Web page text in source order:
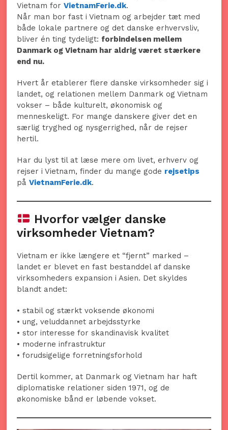
Vietnam forVietnamFerie.dk.
Når man bor fast i Vietnam og arbejder tæt med
både lokale partnere og det danske erhvervsliv,
bliver én ting tydeligt:forbindelsen mellem
Danmark og Vietnam har aldrig været stærkere
end nu.
Hvert år etablerer flere danske virksomheder sig i
landet, og relationen mellem Danmark og Vietnam
vokser – både kulturelt, økonomisk og
menneskeligt. For mange danskere giver det en
særlig tryghed og nysgerrighed, når de rejser
hertil.
Har du lyst til at læse mere om livet, erhverv og
rejser i Vietnam, finder du mange gode rejsetips
påVietnamFerie.dk.
Hvorfor vælger danske
virksomheder Vietnam?
Vietnam er ikke længere et “fjernt” marked –
landet er blevet en fast bestanddel af danske
virksomheders expansion i Asien. Det skyldes
blandt andet:
• stabil og stærkt voksende økonomi
• ung, veluddannet arbejdsstyrke
• stor interesse for skandinavisk kvalitet
• moderne infrastruktur
• forudsigelige forretningsforhold
Dertil kommer, at Danmark og Vietnam har haft
diplomatiske relationer siden 1971, og de
økonomiske bånd er løbende vokset.